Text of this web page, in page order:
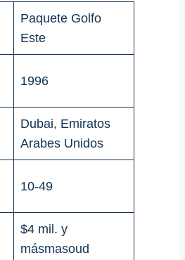
Paquete Golfo
Este
1996
Dubai, Emiratos
Arabes Unidos
10-49
$4 mil. y
másmasoud